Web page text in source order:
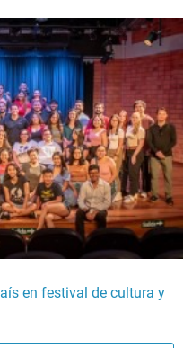
en festival de cultura y